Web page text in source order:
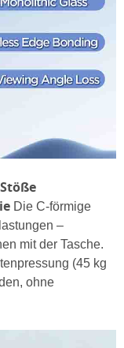
Die C-förmige
–
mit der Tasche.
(45 kg
ohne